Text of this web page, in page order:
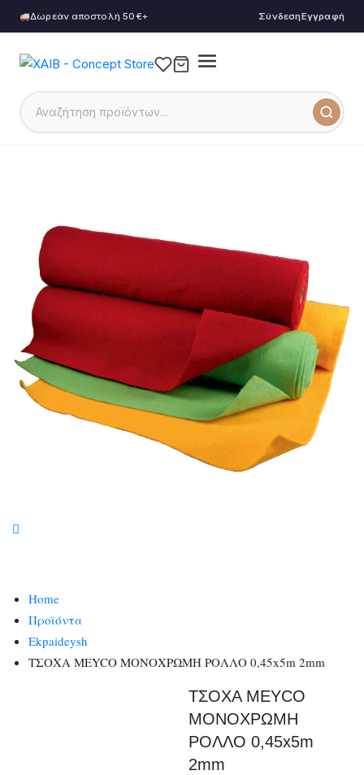
Δωρεάν αποστολή 50€+ ΣύνδεσηΕγγραφή
Home
Προϊόντα
Ekpaideysh
ΤΣΟΧΑ MEYCO ΜΟΝΟΧΡΩΜΗ ΡΟΛΛΟ 0,45x5m 2mm
ΤΣΟΧΑ MEYCO
ΜΟΝΟΧΡΩΜΗ
ΡΟΛΛΟ 0,45x5m
2mm